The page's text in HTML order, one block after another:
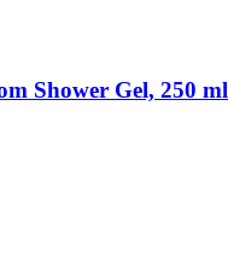
Shower Gel, 250 ml